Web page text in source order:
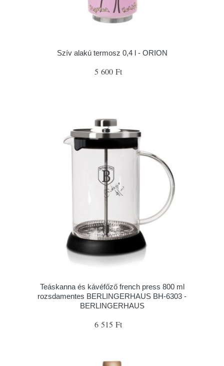
Szív alakú termosz 0,4 l - ORION
5 600 Ft
Teáskanna és kávéfőző french press 800 ml
rozsdamentes BERLINGERHAUS BH-6303 -
BERLINGERHAUS
6 515 Ft